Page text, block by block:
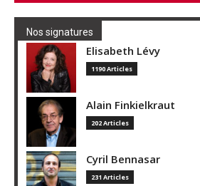
Nos signatures
Elisabeth Lévy
1190 Articles
Alain Finkielkraut
202 Articles
Cyril Bennasar
231 Articles